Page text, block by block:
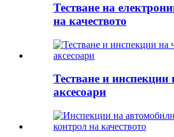
Тестване на
на качеството
Тестване и инспекции
аксесоари